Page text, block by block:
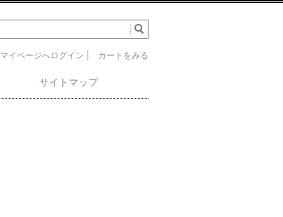
マイページへログイン カートをみる
サイトマップ